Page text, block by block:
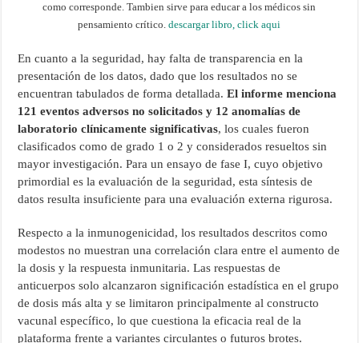
como corresponde. Tambien sirve para educar a los médicos sin
pensamiento crítico.descargar libro, click aqui
En cuanto a la seguridad, hay falta de transparencia en la
presentación de los datos, dado que los resultados no se
encuentran tabulados de forma detallada.El informe menciona
121 eventos adversos no solicitados y 12 anomalías de
laboratorio clínicamente significativas, los cuales fueron
clasificados como de grado 1 o 2 y considerados resueltos sin
mayor investigación. Para un ensayo de fase I, cuyo objetivo
primordial es la evaluación de la seguridad, esta síntesis de
datos resulta insuficiente para una evaluación externa rigurosa.
Respecto a la inmunogenicidad, los resultados descritos como
modestos no muestran una correlación clara entre el aumento de
la dosis y la respuesta inmunitaria. Las respuestas de
anticuerpos solo alcanzaron significación estadística en el grupo
de dosis más alta y se limitaron principalmente al constructo
vacunal específico, lo que cuestiona la eficacia real de la
plataforma frente a variantes circulantes o futuros brotes.